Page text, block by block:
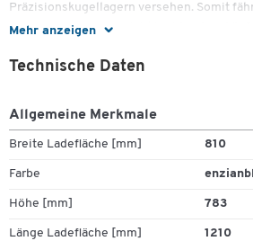
Mehr anzeigen
Präzisionskugellagern versehen. Somit
Fahrgestell spurlos, nicht kreidend und
der Bockrollenseite bequem mit dem Fuß
An der Lenkrolle befindet sich ein stabiler
Führungsmaul und selbsttätiger
Kupplungssystem gewährleistet
müssen die Schlepper über Frontlenkung
Weitere Details:
Technische Daten
Allgemeine Merkmale
Breite Ladefläche [mm] 810
Farbe
Höhe [mm] 783
Länge Ladefläche [mm] 1210
Zum Zoomen